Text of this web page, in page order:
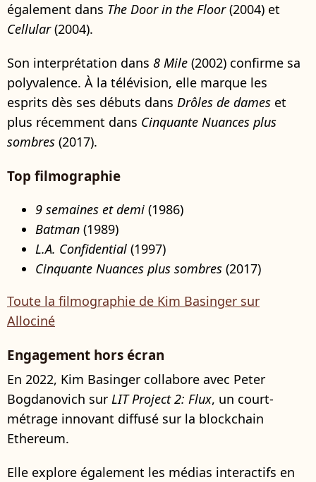
également dans The Door in the Floor(2004) et
Cellular(2004).
Son interprétation dans 8 Mile (2002) confirme sa
polyvalence. À la télévision, elle marque les
esprits dès ses débuts dans Drôles de dames et
plus récemment dans Cinquante Nuances plus
sombres (2017).
Top filmographie
9 semaines et demi (1986)
Batman (1989)
L.A. Confidential (1997)
Cinquante Nuances plus sombres (2017)
Toute la filmographie de Kim Basinger sur
Allociné
Engagement hors écran
En 2022, Kim Basinger collabore avec Peter
Bogdanovich sur LIT Project 2: Flux, un court-
métrage innovant diffusé sur la blockchain
Ethereum.
Elle explore également les médias interactifs en